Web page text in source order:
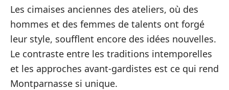
Les cimaises anciennes des ateliers, où des
hommes et des femmes de talents ont forgé
leur style, soufflent encore des idées nouvelles.
Le contraste entre les traditions intemporelles
et les approches avant-gardistes est ce qui rend
Montparnasse si unique.